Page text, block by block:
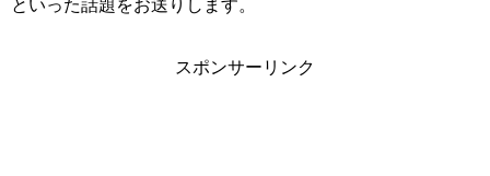
といった話題をお送りします。
スポンサーリンク